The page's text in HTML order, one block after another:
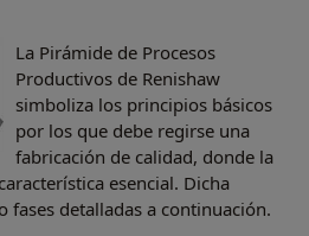
La Pirámide de Procesos
Productivos de Renishaw
simboliza los principios básicos
por los que debe regirse una
fabricación de calidad, donde la
esencial. Dicha
fases detalladas a continuación.